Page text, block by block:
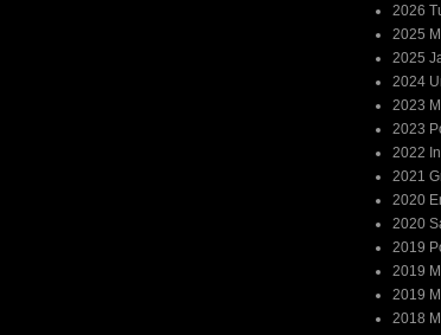
2026
2025
2025
2024
2023
2023
2022
2021
2020
2020
2019
2019
2019
2018